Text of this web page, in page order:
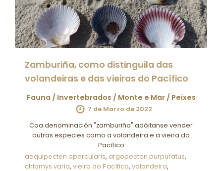
Zamburiña, como distinguila das
volandeiras e das vieiras do Pacífico
Fauna / Invertebrados / Monte e Mar/ Peixes
7 de Marzo de 2022
Coa denominación "zamburiña" adóitanse vender
outras especies como a volandeira e a vieira do
Pacífico
aequipecten opercularis, argopecten purpuratus,
chlamys varia,vieira do Pacífico,volandeira,